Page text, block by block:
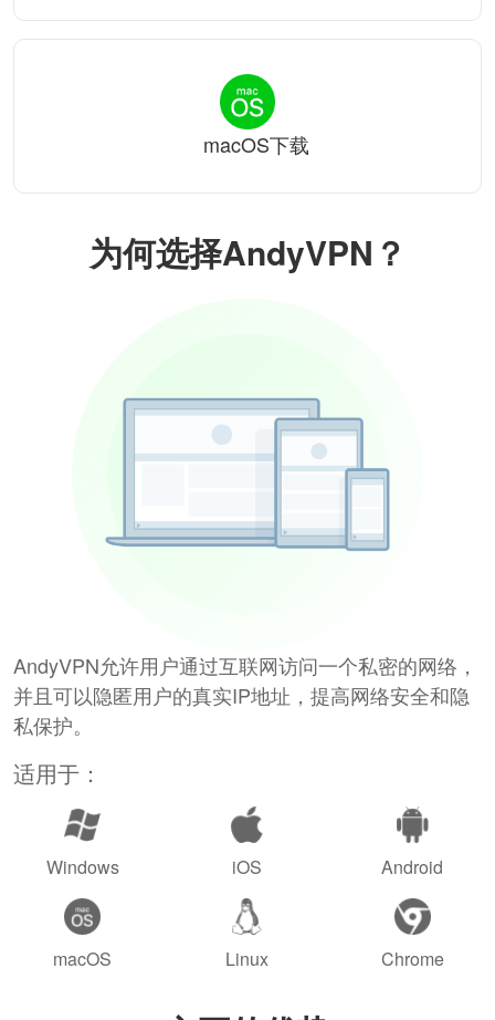
为何选择AndyVPN？
AndyVPN允许用户通过互联网访问一个私密的网络，
并且可以隐匿用户的真实IP地址，提高网络安全和隐
私保护。
适用于：
Windows iOS Android
macOS Linux Chrome
macOS下载